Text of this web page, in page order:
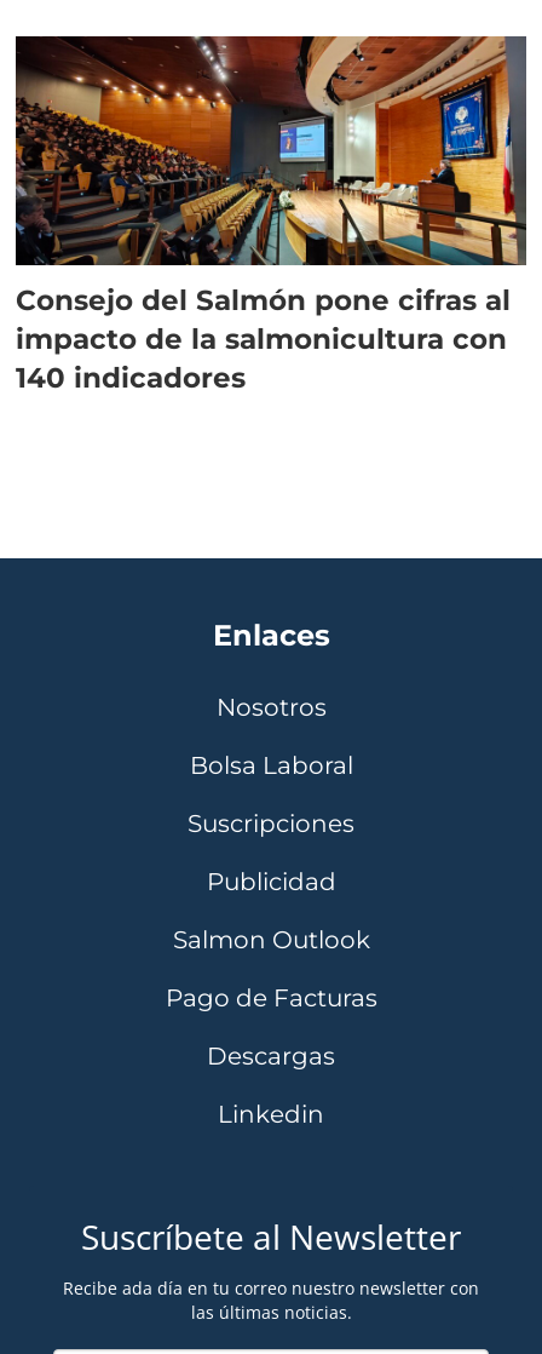
Consejo del Salmón pone cifras al
impacto de la salmonicultura con
140 indicadores
Enlaces
Nosotros
Bolsa Laboral
Suscripciones
Publicidad
Salmon Outlook
Pago de Facturas
Descargas
Linkedin
Suscríbete al Newsletter
Recibe ada día en tu correo nuestro newsletter con
las últimas noticias.